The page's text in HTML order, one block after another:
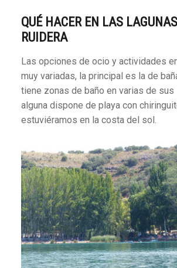
QUÉ HACER EN LAS
RUIDERA
Las opciones de ocio y actividades
muy variadas, la principal es la de
tiene zonas de baño en varias de sus
alguna dispone de playa con
estuviéramos en la costa del sol.